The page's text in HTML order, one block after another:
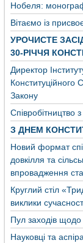
Нобеля:
Вітаємо із
УРОЧИСТЕ
30-РІЧЧЯ
Директор
Конституційного
Закону
Співробітництво
З ДНЕМ
Новий формат
довкілля та
впровадження
Круглий стіл
виклики
Пул заходів
Науковці та